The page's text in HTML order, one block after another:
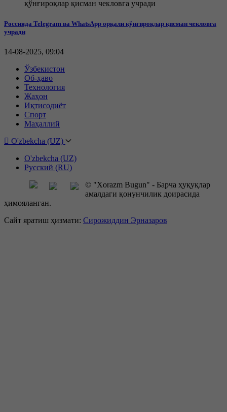
Россияда Telegram ва WhatsApp орқали қўнғироқлар қисман чекловга
учради
14-08-2025, 09:04
Ўзбекистон
Об-ҳаво
Технология
Жаҳон
Иқтисодиёт
Спорт
Маҳаллий
O'zbekcha (UZ)
O'zbekcha (UZ)
Русский (RU)
© "Xorazm Bugun" - Барча ҳуқуқлар
амалдаги қонунчилик доирасида
ҳимояланган.
Сайт яратиш ҳизмати: Сирожиддин Эрназаров